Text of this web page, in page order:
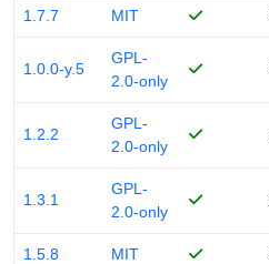
1.7.7 MIT
1.0.0-y.5
GPL-
2.0-only
1.2.2
GPL-
2.0-only
1.3.1
GPL-
2.0-only
1.5.8 MIT